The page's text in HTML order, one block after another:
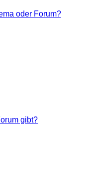
oder Forum?
gibt?